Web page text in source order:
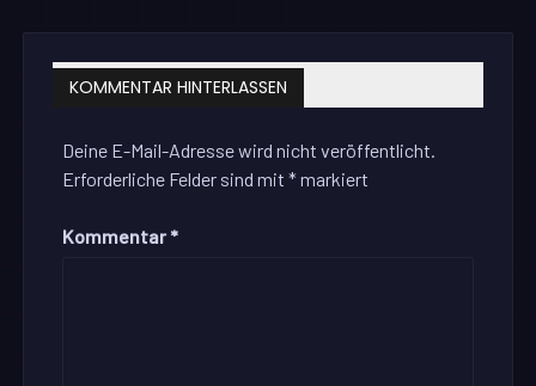
KOMMENTAR HINTERLASSEN
Deine E-Mail-Adresse wird nicht veröffentlicht.
Erforderliche Felder sind mit*markiert
Kommentar *